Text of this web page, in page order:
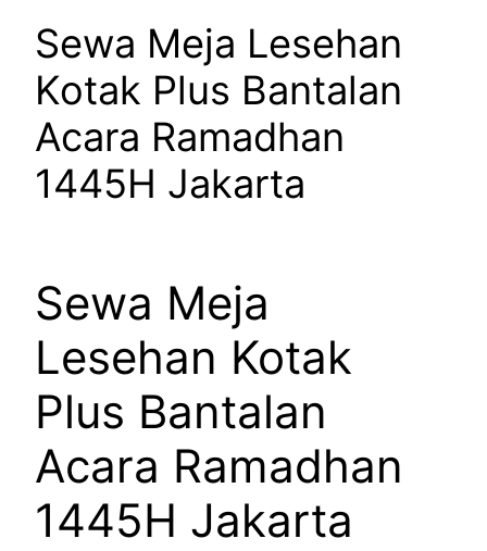
Sewa Meja Lesehan
Kotak Plus Bantalan
Acara Ramadhan
1445H Jakarta
Sewa Meja
Lesehan Kotak
Plus Bantalan
Acara Ramadhan
1445H Jakarta